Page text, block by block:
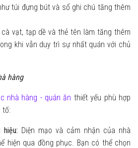
túi đựng bút và sổ ghi chú tăng thêm
vạt, tạp dề và thẻ tên làm tăng thêm
khi vẫn duy trì sự nhất quán với chủ
hàng
nhà hàng - quán ăn thiết yếu phù hợp
tố:
hiệu: Diện mạo và cảm nhận của nhà
hiện qua đồng phục. Bạn có thể chọn